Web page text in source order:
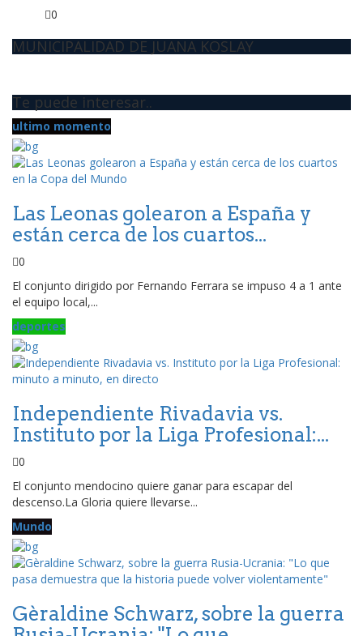
0
MUNICIPALIDAD DE JUANA KOSLAY
Te puede interesar..
ultimo momento
Las Leonas golearon a España y
están cerca de los cuartos...
0
El conjunto dirigido por Fernando Ferrara se impuso 4 a 1 ante
el equipo local,...
deportes
Independiente Rivadavia vs.
Instituto por la Liga Profesional:...
0
El conjunto mendocino quiere ganar para escapar del
descenso.La Gloria quiere llevarse...
Mundo
Gèraldine Schwarz, sobre la guerra